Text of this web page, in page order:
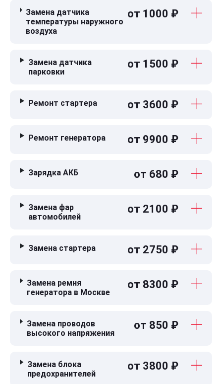
Замена датчика
температуры наружного
воздуха
от 1000 ₽
Замена датчика
парковки
от 1500 ₽
Ремонт стартера от 3600 ₽
Ремонт генератора от 9900 ₽
Зарядка АКБ от 680 ₽
Замена фар
автомобилей
от 2100 ₽
Замена стартера от 2750 ₽
Замена ремня
генератора в Москве
от 8300 ₽
Замена проводов
высокого напряжения
от 850 ₽
Замена блока
предохранителей
от 3800 ₽